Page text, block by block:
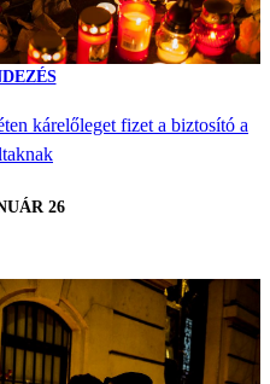
kárelőleget fizet a biztosító a
26